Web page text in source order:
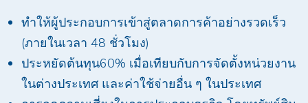
ทำให้ผู้ประกอบการเข้าสู่ตลาดการค้าอย่างรวดเร็ว
(ภายในเวลา 48 ชั่วโมง)
ประหยัดต้นทุน60% เมื่อเทียบกับการจัดตั้งหน่วยงาน
ในต่างประเทศ และค่าใช้จ่ายอื่น ๆ ในประเทศ